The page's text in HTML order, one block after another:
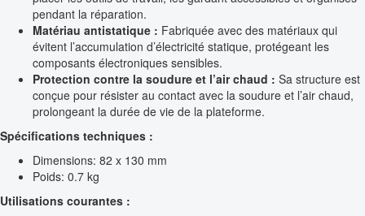
pendant la réparation.
Matériau antistatique : Fabriquée avec des matériaux qui
évitent l’accumulation d’électricité statique, protégeant les
composants électroniques sensibles.
Protection contre la soudure et l’air chaud : Sa structure est
conçue pour résister au contact avec la soudure et l’air chaud,
prolongeant la durée de vie de la plateforme.
Spécifications techniques :
Dimensions: 82 x 130 mm
Poids: 0.7 kg
Utilisations courantes :